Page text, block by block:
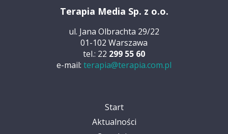
Terapia Media Sp. z o.o.
ul. Jana Olbrachta 29/22
01-102 Warszawa
tel.: 22 299 55 60
e-mail: terapia@terapia.com.pl
Start
Aktualności